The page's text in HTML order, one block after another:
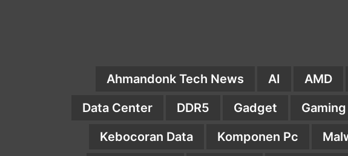
Ahmandonk Tech News AI AMD
Data Center
DDR5 Gadget Gaming
Kebocoran Data
Komponen Pc